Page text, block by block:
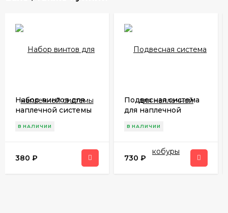
Набор винтов для
наплечной системы
В НАЛИЧИИ
380 ₽
Подвесная система
для наплечной
В НАЛИЧИИ
730 ₽